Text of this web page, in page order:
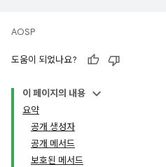
AOSP
도움이 되었나요?
이 페이지의 내용
요약
공개 생성자
공개 메서드
보호된 메서드